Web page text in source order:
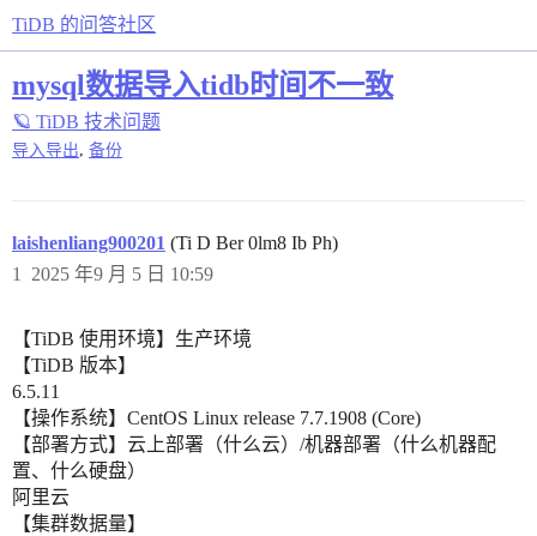
TiDB 的问答社区
mysql数据导入tidb时间不一致
🪐 TiDB 技术问题
导入导出, 备份
laishenliang900201 (Ti D Ber 0lm8 Ib Ph)
2025 年9 月 5 日 10:59
1
【TiDB 使用环境】生产环境
【TiDB 版本】
6.5.11
【操作系统】CentOS Linux release 7.7.1908 (Core)
【部署方式】云上部署（什么云）/机器部署（什么机器配
置、什么硬盘）
阿里云
【集群数据量】